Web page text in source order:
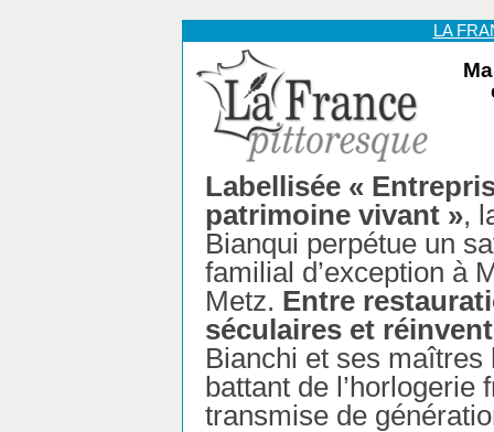
LA
Labellisée «
patrimoine vivant »,
Bianqui perpétue un
familial d’exception à
Metz. Entre
séculaires et
Bianchi et ses
battant de
transmise de